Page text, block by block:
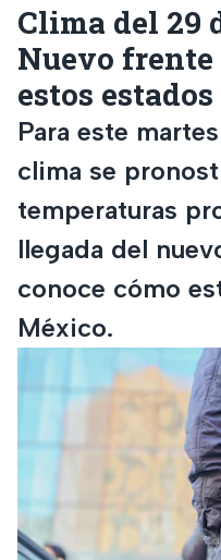
Clima del 29
Nuevo
estos
Para este
clima se
temperaturas
llegada del
conoce cómo
México.